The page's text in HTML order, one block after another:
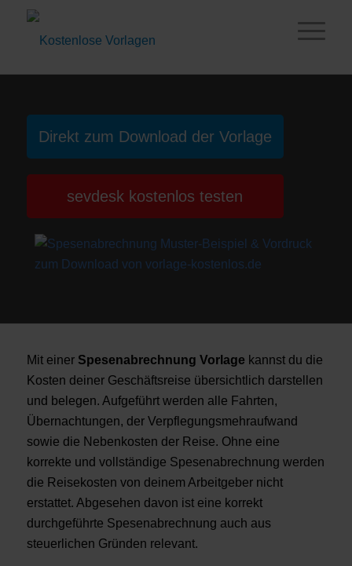
Direkt zum Download der Vorlage
sevdesk kostenlos testen
Mit einer Spesenabrechnung Vorlage kannst du die
Kosten deiner Geschäftsreise übersichtlich darstellen
und belegen. Aufgeführt werden alle Fahrten,
Übernachtungen, der Verpflegungsmehraufwand
sowie die Nebenkosten der Reise. Ohne eine
korrekte und vollständige Spesenabrechnung werden
die Reisekosten von deinem Arbeitgeber nicht
erstattet. Abgesehen davon ist eine korrekt
durchgeführte Spesenabrechnung auch aus
steuerlichen Gründen relevant.